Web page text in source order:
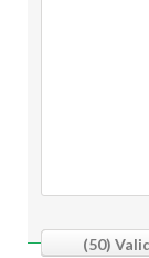
(50)